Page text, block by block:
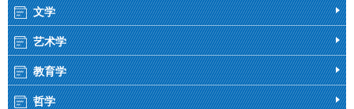
文学
艺术学
教育学
哲学